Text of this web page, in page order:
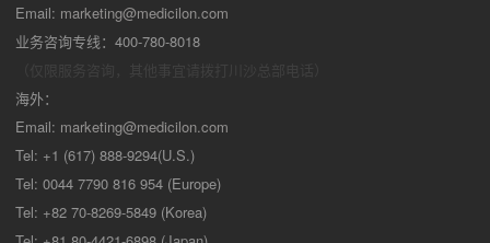
Email: marketing@medicilon.com
业务咨询专线：400-780-8018
海外：
Email: marketing@medicilon.com
Tel: +1 (617) 888-9294(U.S.)
Tel: 0044 7790 816 954 (Europe)
Tel: +82 70-8269-5849 (Korea)